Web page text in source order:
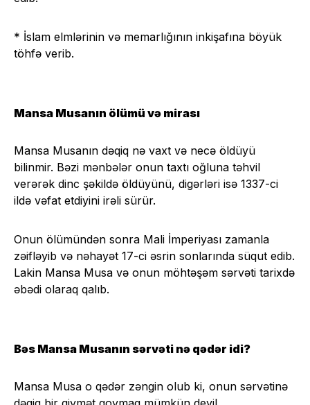
* İslam elmlərinin və memarlığının inkişafına böyük
töhfə verib.
Mansa Musanın ölümü və mirası
Mansa Musanın dəqiq nə vaxt və necə öldüyü
bilinmir. Bəzi mənbələr onun taxtı oğluna təhvil
verərək dinc şəkildə öldüyünü, digərləri isə 1337-ci
ildə vəfat etdiyini irəli sürür.
Onun ölümündən sonra Mali İmperiyası zamanla
zəifləyib və nəhayət 17-ci əsrin sonlarında süqut edib.
Lakin Mansa Musa və onun möhtəşəm sərvəti tarixdə
əbədi olaraq qalıb.
Bəs Mansa Musanın sərvəti nə qədər idi?
Mansa Musa o qədər zəngin olub ki, onun sərvətinə